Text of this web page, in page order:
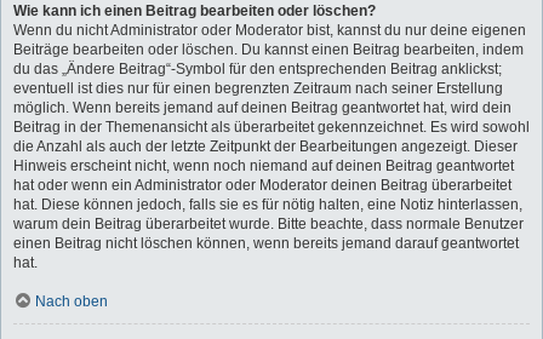
Wie kann ich einen Beitrag bearbeiten oder löschen?
Wenn du nicht Administrator oder Moderator bist, kannst du nur deine eigenen
Beiträge bearbeiten oder löschen. Du kannst einen Beitrag bearbeiten, indem
du das „Ändere Beitrag“-Symbol für den entsprechenden Beitrag anklickst;
eventuell ist dies nur für einen begrenzten Zeitraum nach seiner Erstellung
möglich. Wenn bereits jemand auf deinen Beitrag geantwortet hat, wird dein
Beitrag in der Themenansicht als überarbeitet gekennzeichnet. Es wird sowohl
die Anzahl als auch der letzte Zeitpunkt der Bearbeitungen angezeigt. Dieser
Hinweis erscheint nicht, wenn noch niemand auf deinen Beitrag geantwortet
hat oder wenn ein Administrator oder Moderator deinen Beitrag überarbeitet
hat. Diese können jedoch, falls sie es für nötig halten, eine Notiz hinterlassen,
warum dein Beitrag überarbeitet wurde. Bitte beachte, dass normale Benutzer
einen Beitrag nicht löschen können, wenn bereits jemand darauf geantwortet
hat.
Nach oben